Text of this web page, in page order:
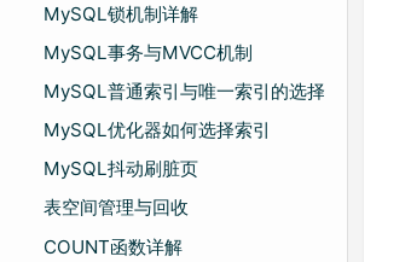
MySQL锁机制详解
MySQL事务与MVCC机制
MySQL普通索引与唯一索引的选择
MySQL优化器如何选择索引
MySQL抖动刷脏页
表空间管理与回收
COUNT函数详解